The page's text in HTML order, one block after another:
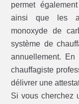
permet
ainsi que les
monoxyde de
système de
annuellement.
chauffagiste
délivrer une
Si vous cherchez